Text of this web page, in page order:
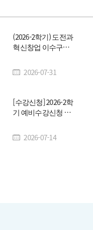
(2026-2학기) 도전과
혁신창업 이수구분
선) 2026-07-31
[수강신청] 2026-2학
기 예비수강신청 안
(월)~7. 22.(수)
10:00~23:59)
2026-07-14